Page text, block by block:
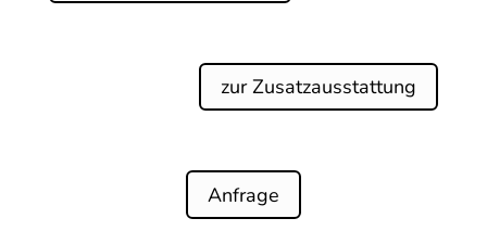
zur Zusatzausstattung
Anfrage